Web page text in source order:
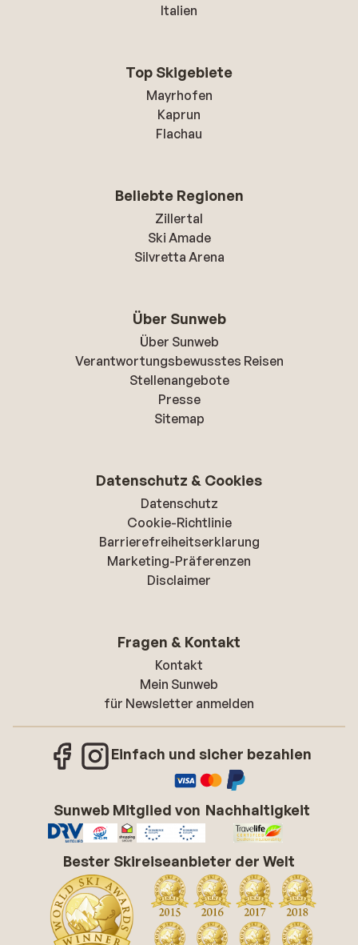
Italien
Top Skigebiete
Mayrhofen
Kaprun
Flachau
Beliebte Regionen
Zillertal
Ski Amade
Silvretta Arena
Über Sunweb
Über Sunweb
Verantwortungsbewusstes Reisen
Stellenangebote
Presse
Sitemap
Datenschutz & Cookies
Datenschutz
Cookie-Richtlinie
Barrierefreiheitserklarung
Marketing-Präferenzen
Disclaimer
Fragen & Kontakt
Kontakt
Mein Sunweb
für Newsletter anmelden
Einfach und sicher bezahlen
Sunweb Mitglied von Nachhaltigkeit
Bester Skireiseanbieter der Welt